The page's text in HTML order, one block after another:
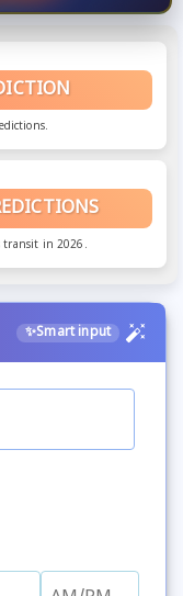
transit in 2026.
✨Smart input